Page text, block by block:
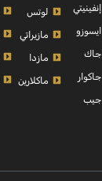
إنفينيتي
ايسوزو
جاك
جاكوار
جيب
لوتس
مازيراتي
مازدا
ماكلارين